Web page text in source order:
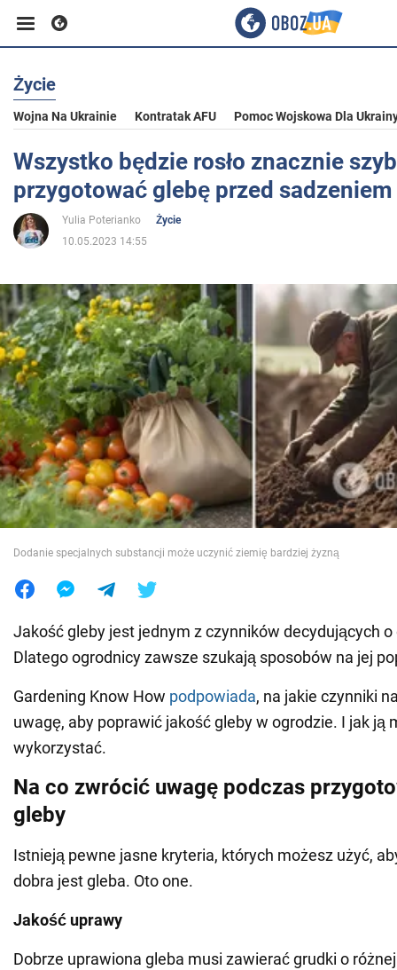
Biznes
Sport
Rozrywka
Polityka
Społeczeństwo
Wojna na Ukrainie
Świat
Jedzenie
Życie
Wojna Na Ukrainie Kontratak AFU Pomoc Wojskowa Dla
Wszystko będzie rosło znacznie
przygotować glebę przed
Yulia Poterianko
Życie
10.05.2023 14:55
Dodanie specjalnych substancji może uczynić ziemię bardziej żyzną
Jakość gleby jest jednym z czynników decydujących
Dlatego ogrodnicy zawsze szukają sposobów na jej
Gardening Know How podpowiada, na jakie czynniki
uwagę, aby poprawić jakość gleby w ogrodzie. I jak ją
wykorzystać.
Na co zwrócić uwagę podczas
gleby
Istnieją pewne jasne kryteria, których możesz użyć,
dobra jest gleba. Oto one.
Jakość uprawy
Dobrze uprawiona gleba musi zawierać grudki o